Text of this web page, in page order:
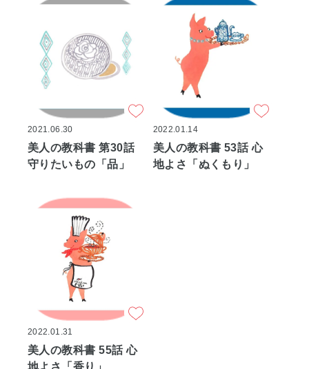
2021.06.30
美人の教科書 第30話
守りたいもの「品」
2022.01.14
美人の教科書 53話 心
地よさ「ぬくもり」
2022.01.31
美人の教科書 55話 心
地よさ「香り」